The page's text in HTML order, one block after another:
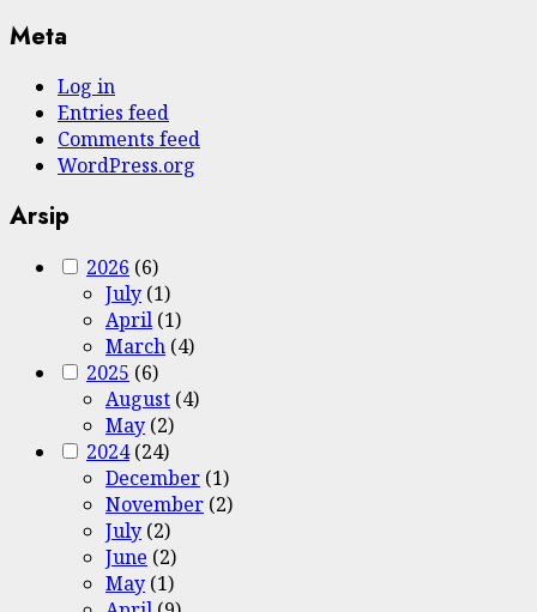
Meta
Log in
Entries feed
Comments feed
WordPress.org
Arsip
2026 (6)
July (1)
April (1)
March (4)
2025 (6)
August (4)
May (2)
2024(24)
December (1)
November (2)
July (2)
June (2)
May (1)